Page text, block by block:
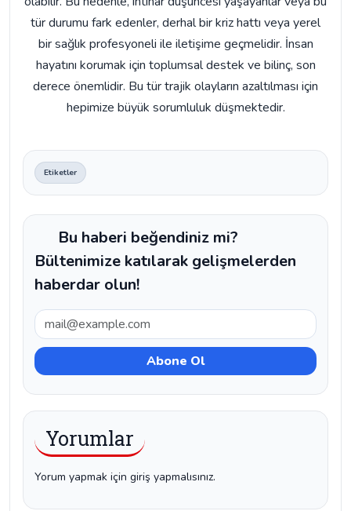
tür durumu fark edenler, derhal bir kriz hattı veya yerel
bir sağlık profesyoneli ile iletişime geçmelidir. İnsan
hayatını korumak için toplumsal destek ve bilinç, son
derece önemlidir. Bu tür trajik olayların azaltılması için
hepimize büyük sorumluluk düşmektedir.
Etiketler
Bu haberi beğendiniz mi?
Bültenimize katılarak gelişmelerden
haberdar olun!
Yorumlar
Yorum yapmak için giriş yapmalısınız.